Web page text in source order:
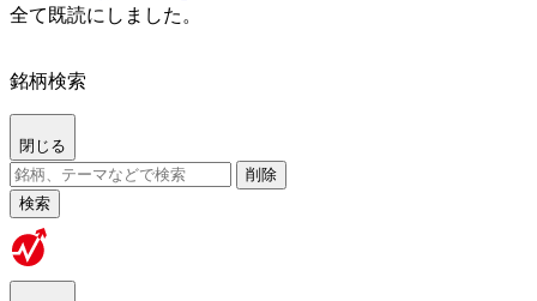
全て既読にしました。
銘柄検索
閉じる
削除
検索